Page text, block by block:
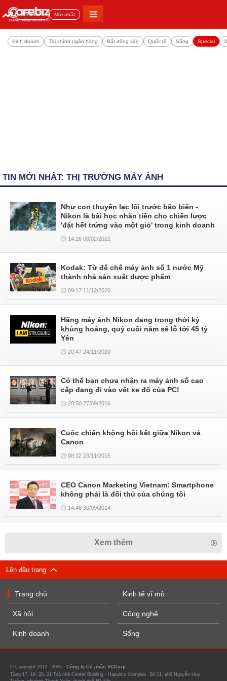
Đọc nhiều Mới nhất
Kinh doanh Tài chính ngân hàng Bất động sản Quốc tế Sống Special
TIN MỚI NHẤT: THỊ TRƯỜNG MÁY ẢNH
Như con thuyền lạc lối trước bão biển -
Nikon là bài học nhãn tiền cho chiến lược
'đặt hết trứng vào một giỏ' trong kinh doanh
14:16 08/02/2022
Kodak: Từ đế chế máy ảnh số 1 nước Mỹ
thành nhà sản xuất dược phẩm
09:17 11/12/2020
Hãng máy ảnh Nikon đang trong thời kỳ
khủng hoảng, quý cuối năm sẽ lỗ tới 45 tỷ
Yên
20:47 24/11/2020
Có thể bạn chưa nhận ra máy ảnh số cao
cấp đang đi vào vết xe đổ của PC!
20:50 27/09/2016
Cuộc chiến không hồi kết giữa Nikon và
Canon
08:32 23/11/2015
CEO Canon Marketing Vietnam: Smartphone
không phải là đối thủ của chúng tôi
14:46 30/09/2014
Xem thêm
Lên đầu trang
Trang chủ
Xã hội
Kinh doanh
Kinh tế vĩ mô
Công nghệ
Sống
© Copyright 2012 - 2026 - Công ty Cổ phần VCCorp.
Tầng 17, 19, 20, 21 Toà nhà Center Building - Hapulico Complex, Số 01, phố Nguyễn Huy